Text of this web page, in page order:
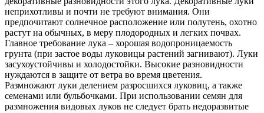
неприхотливы и почти не требуют внимания. Они
предпочитают солнечное расположение или полутень, охотно
растут на обычных, в меру плодородных и легких почвах.
Главное требование лука – хорошая водопроницаемость
грунта (при застое воды луковицы растений загнивают). Луки
засухоустойчивы и холодостойки. Высокие разновидности
нуждаются в защите от ветра во время цветения.
Размножают луки делением разросшихся луковиц, а также
семенами или бульбочками. При использовании семян для
размножения видовых луков не следует брать недоразвитые